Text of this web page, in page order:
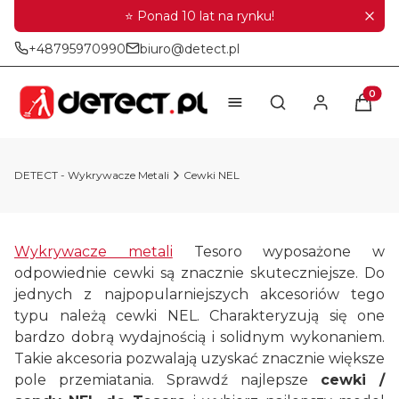
⭐ Ponad 10 lat na rynku!
+48795970990 biuro@detect.pl
Otwórz
DETECT - Wykrywacze Metali Cewki NEL
Wykrywacze metali Tesoro wyposażone w
odpowiednie cewki są znacznie skuteczniejsze. Do
jednych z najpopularniejszych akcesoriów tego
typu należą cewki NEL. Charakteryzują się one
bardzo dobrą wydajnością i solidnym wykonaniem.
Takie akcesoria pozwalają uzyskać znacznie większe
pole przemiatania. Sprawdź najlepsze cewki /